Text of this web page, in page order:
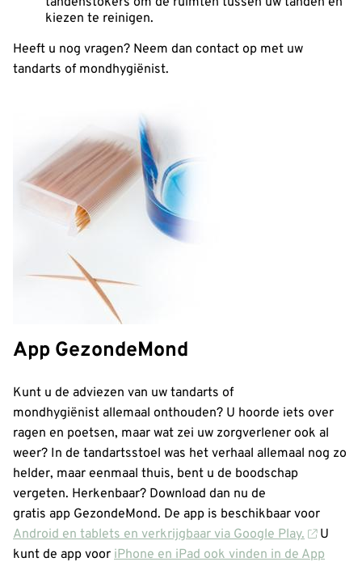
kiezen te reinigen.
Heeft u nog vragen? Neem dan contact op met uw
tandarts of mondhygiënist.
App GezondeMond
Kunt u de adviezen van uw tandarts of
mondhygiënist allemaal onthouden? U hoorde iets over
ragen en poetsen, maar wat zei uw zorgverlener ook al
weer? In de tandartsstoel was het verhaal allemaal nog zo
helder, maar eenmaal thuis, bent u de boodschap
vergeten. Herkenbaar? Download dan nu de
gratis app GezondeMond. De app is beschikbaar voor
Android en tablets en verkrijgbaar via Google Play.
U
kunt de app voor iPhone en iPad ook vinden in de App